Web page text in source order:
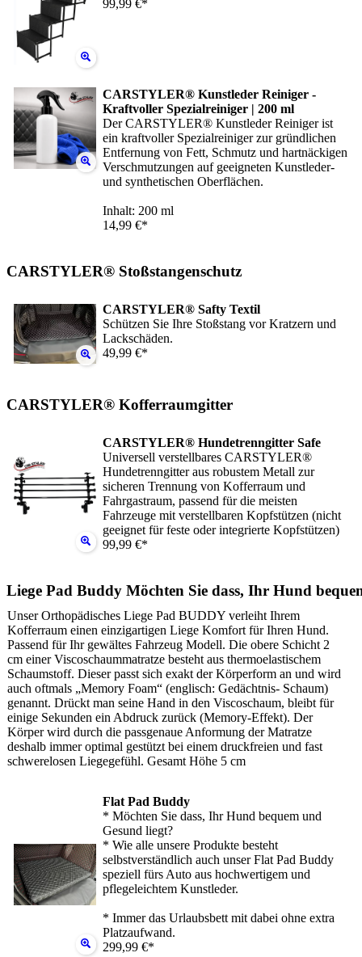
99,99 €*
CARSTYLER® Kunstleder Reiniger -
Kraftvoller Spezialreiniger | 200 ml
Der CARSTYLER® Kunstleder Reiniger ist
ein kraftvoller Spezialreiniger zur gründlichen
Entfernung von Fett, Schmutz und hartnäckigen
Verschmutzungen auf geeigneten Kunstleder-
und synthetischen Oberflächen.
Inhalt: 200 ml
14,99 €*
CARSTYLER® Stoßstangenschutz
CARSTYLER® Safty Textil
Schützen Sie Ihre Stoßstang vor Kratzern und
Lackschäden.
49,99 €*
CARSTYLER® Kofferraumgitter
CARSTYLER® Hundetrenngitter Safe
Universell verstellbares CARSTYLER®
Hundetrenngitter aus robustem Metall zur
sicheren Trennung von Kofferraum und
Fahrgastraum, passend für die meisten
Fahrzeuge mit verstellbaren Kopfstützen (nicht
geeignet für feste oder integrierte Kopfstützen)
99,99 €*
Liege Pad Buddy Möchten Sie dass, Ihr Hund
Unser Orthopädisches Liege Pad BUDDY verleiht Ihrem
Kofferraum einen einzigartigen Liege Komfort für Ihren Hund.
Passend für Ihr gewältes Fahrzeug Modell. Die obere Schicht 2
cm einer Viscoschaummatratze besteht aus thermoelastischem
Schaumstoff. Dieser passt sich exakt der Körperform an und wird
auch oftmals „Memory Foam“ (englisch: Gedächtnis- Schaum)
genannt. Drückt man seine Hand in den Viscoschaum, bleibt für
einige Sekunden ein Abdruck zurück (Memory-Effekt). Der
Körper wird durch die passgenaue Anformung der Matratze
deshalb immer optimal gestützt bei einem druckfreien und fast
schwerelosen Liegegefühl. Gesamt Höhe 5 cm
Flat Pad Buddy
* Möchten Sie dass, Ihr Hund bequem und
Gesund liegt?
* Wie alle unsere Produkte besteht
selbstverständlich auch unser Flat Pad Buddy
speziell fürs Auto aus hochwertigem und
pflegeleichtem Kunstleder.
* Immer das Urlaubsbett mit dabei ohne extra
Platzaufwand.
299,99 €*